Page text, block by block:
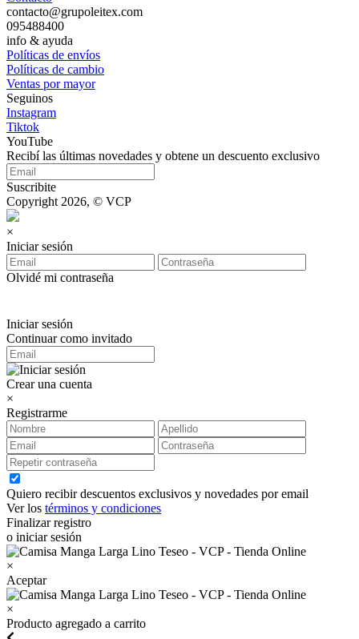
contacto@grupoleitex.com
095488400
info & ayuda
Políticas de envíos
Políticas de cambio
Ventas por mayor
Seguinos
Instagram
Tiktok
YouTube
Recibí las últimas novedades y obtene un descuento exclusivo
Suscribite
Copyright 2026, © VCP
×
Iniciar sesión
Olvidé mi contraseña
Iniciar sesión
Continuar como invitado
Crear una cuenta
×
Registrarme
Quiero recibir descuentos exclusivos y novedades por email
Ver los términos y condiciones
Finalizar registro
o iniciar sesión
×
Aceptar
×
Producto agregado a carrito